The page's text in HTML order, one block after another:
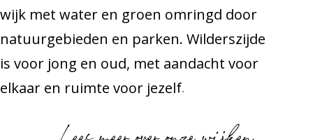
wijk met water en groen omringd door
natuurgebieden en parken. Wilderszijde
is voor jong en oud, met aandacht voor
elkaar en ruimte voor jezelf.